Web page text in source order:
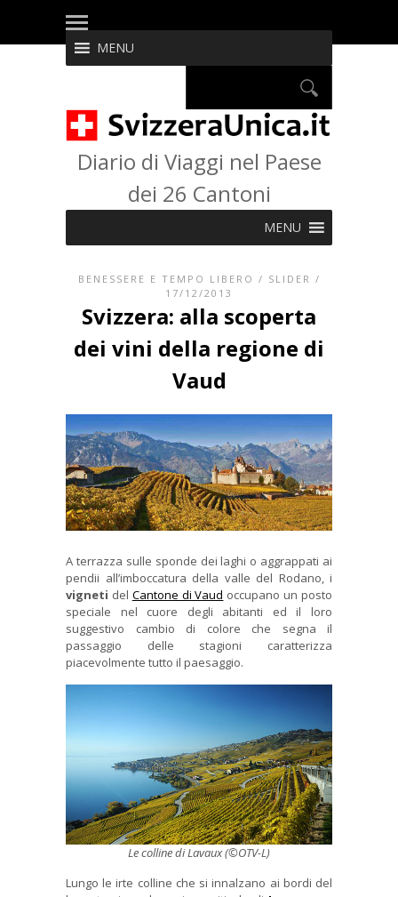
MENU
Diario di Viaggi nel Paese
dei 26 Cantoni
MENU
BENESSERE E TEMPO LIBERO / SLIDER /
17/12/2013
Svizzera: alla scoperta
dei vini della regione di
Vaud
A terrazza sulle sponde dei laghi o aggrappati ai
pendii all’imboccatura della valle del Rodano, i
vigneti del Cantone di Vaud occupano un posto
speciale nel cuore degli abitanti ed il loro
suggestivo cambio di colore che segna il
passaggio delle stagioni caratterizza
piacevolmente tutto il paesaggio.
Le colline di Lavaux (©OTV-L)
Lungo le irte colline che si innalzano ai bordi del